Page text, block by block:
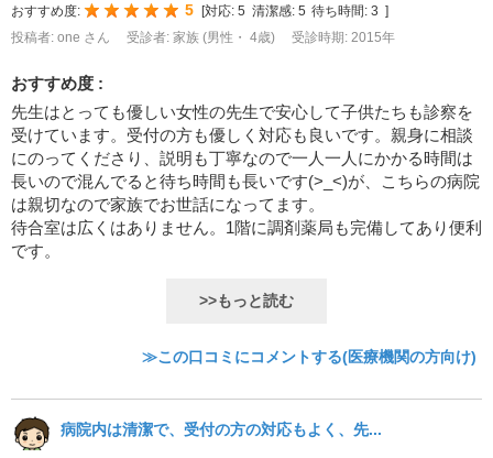
おすすめ度: 5 対応: 5 清潔感: 5 待ち時間: 3
投稿者: one さん
受診者: 家族 (男性・ 4歳) 受診時期: 2015年
おすすめ度 :
先生はとっても優しい女性の先生で安心して子供たちも診察を
受けています。受付の方も優しく対応も良いです。親身に相談
にのってくださり、説明も丁寧なので一人一人にかかる時間は
長いので混んでると待ち時間も長いです(>_<)が、こちらの病院
は親切なので家族でお世話になってます。
待合室は広くはありません。1階に調剤薬局も完備してあり便利
です。
>>もっと読む
≫この口コミにコメントする(医療機関の方向け)
病院内は清潔で、受付の方の対応もよく、先...